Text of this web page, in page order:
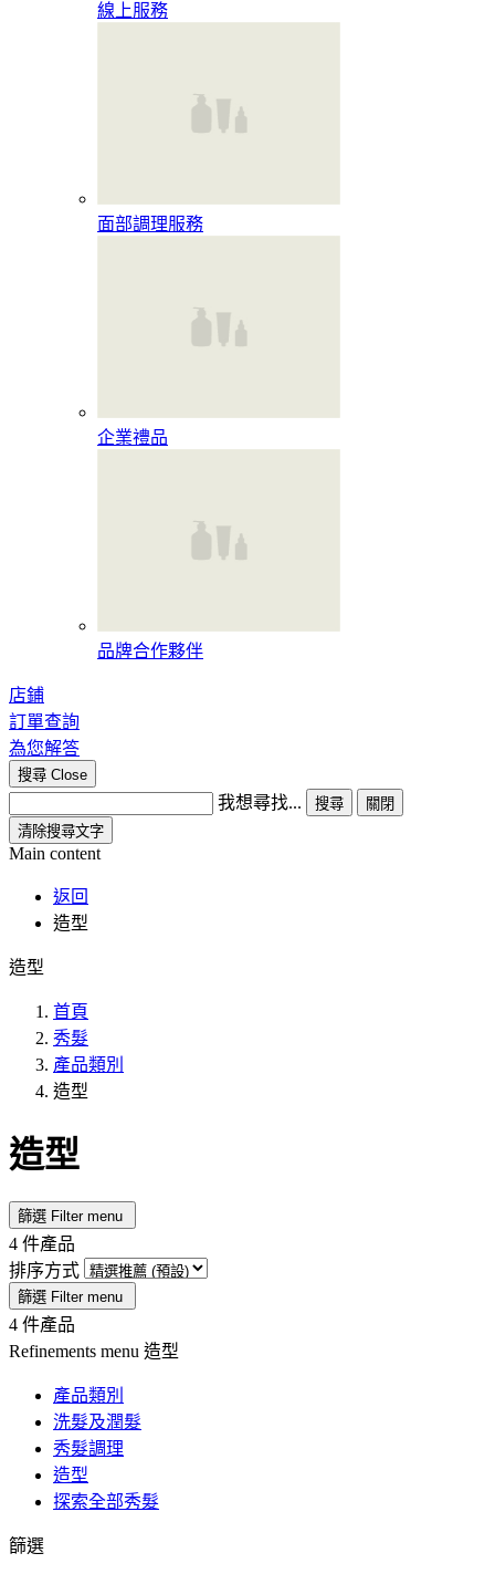
線上服務
面部調理服務
企業禮品
品牌合作夥伴
店鋪
訂單查詢
為您解答
搜尋 Close
我想尋找... 搜尋
關閉
清除搜尋文字
Main content
返回
造型
造型
首頁
秀髮
產品類別
造型
造型
篩選 Filter menu
4 件產品
排序方式
篩選 Filter menu
4 件產品
Refinements menu 造型
產品類別
洗髮及潤髮
秀髮調理
造型
探索全部秀髮
篩選